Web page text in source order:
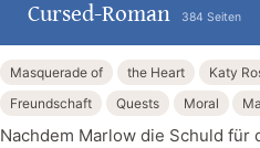
Cursed-Roman
384 Seiten
Masquerade of the Heart Katy
Freundschaft
Quests Moral
Nachdem Marlow die Schuld für